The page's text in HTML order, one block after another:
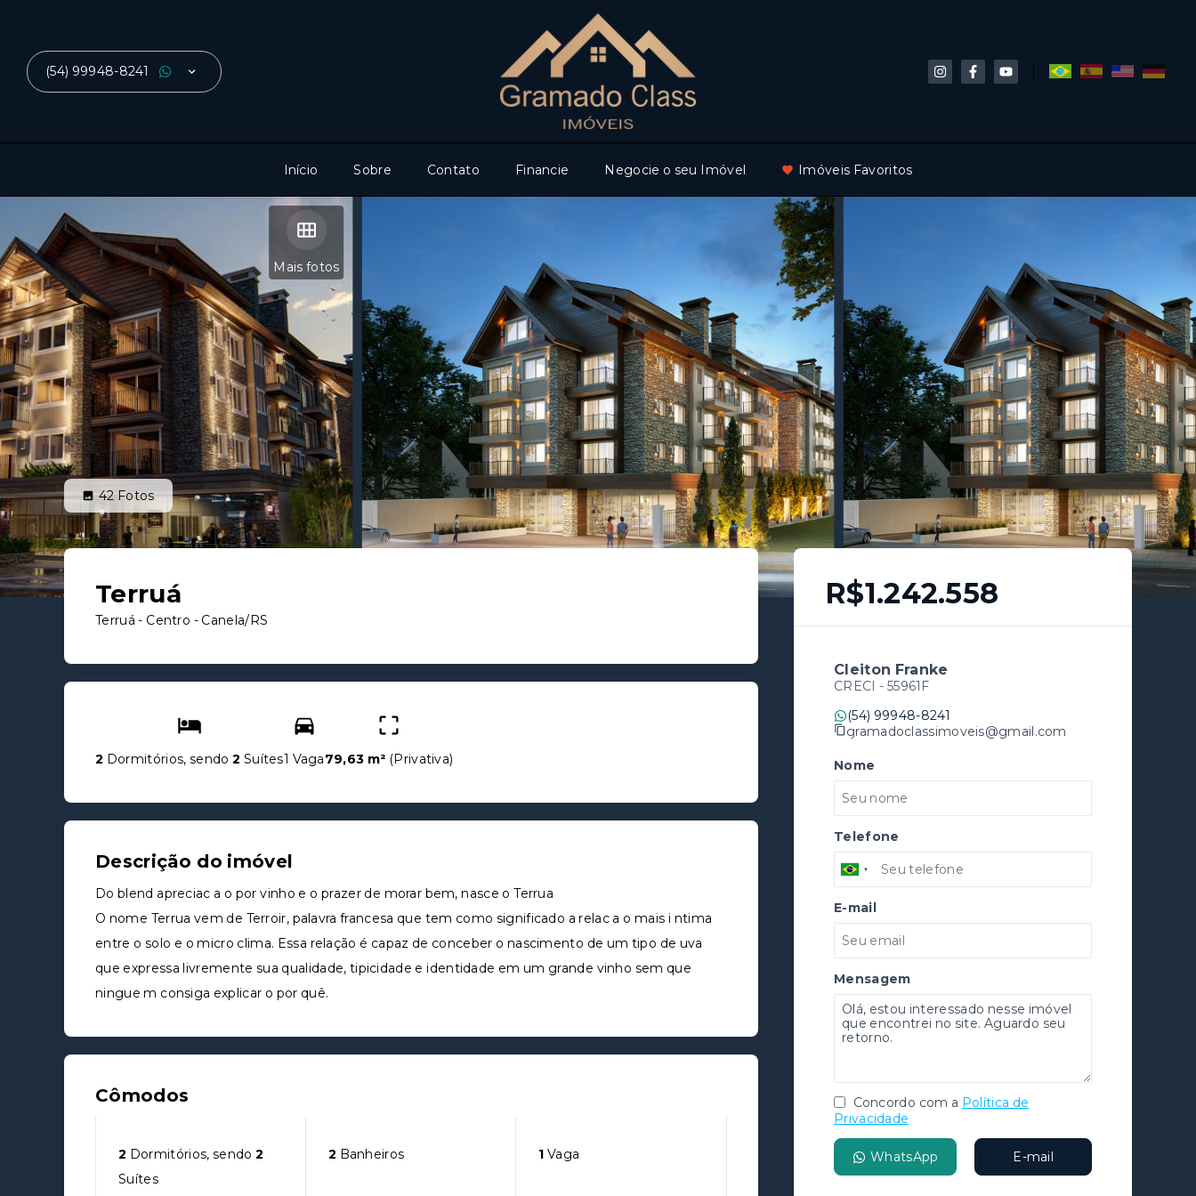
(54) 99948-8241
Início Sobre Contato Financie Negocie o seu Imóvel Imóveis Favoritos
Mais fotos
42 Fotos
Terruá
Terruá - Centro - Canela/RS
2 Dormitórios, sendo2 Suítes1 Vaga79,63 m² (Privativa)
Descrição do imóvel
Do blend apreciac a o por vinho e o prazer de morar bem, nasce o Terrua
O nome Terrua vem de Terroir, palavra francesa que tem como significado a relac a o mais i ntima
entre o solo e o micro clima. Essa relação é capaz de conceber o nascimento de um tipo de uva
que expressa livremente sua qualidade, tipicidade e identidade em um grande vinho sem que
ningue m consiga explicar o por quê.
Cômodos
2 Dormitórios, sendo2
Suítes
2 Banheiros 1 Vaga
R$1.242.558
Cleiton Franke
CRECI - 55961F
(54) 99948-8241
gramadoclassimoveis@gmail.com
Nome
Telefone
E-mail
Mensagem
Concordo com a Política de
Privacidade
WhatsApp E-mail